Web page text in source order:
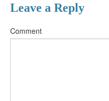
Leave a Reply
Comment